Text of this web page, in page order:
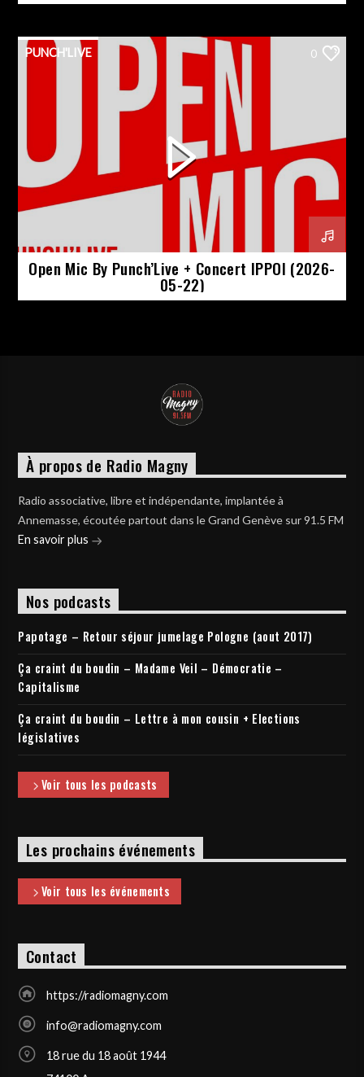
PUNCH'LIVE 0
Open Mic By Punch’Live + Concert IPPOI (2026-
05-22)
À propos de Radio Magny
Radio associative, libre et indépendante, implantée à
Annemasse, écoutée partout dans le Grand Genève sur 91.5 FM
En savoir plus
Nos podcasts
Papotage – Retour séjour jumelage Pologne (aout 2017)
Ça craint du boudin – Madame Veil – Démocratie –
Capitalisme
Ça craint du boudin – Lettre à mon cousin + Elections
législatives
Voir tous les podcasts
Les prochains événements
Voir tous les événements
Contact
https://radiomagny.com
info@radiomagny.com
18 rue du 18 août 1944